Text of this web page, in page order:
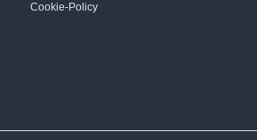
Cookie-Policy